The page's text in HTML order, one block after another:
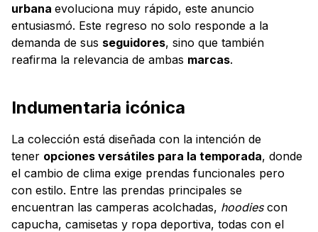
urbana evoluciona muy rápido, este anuncio
entusiasmó. Este regreso no solo responde a la
demanda de sus seguidores, sino que también
reafirma la relevancia de ambas marcas.
Indumentaria icónica
La colección está diseñada con la intención de
tener opciones versátiles para la temporada, donde
el cambio de clima exige prendas funcionales pero
con estilo. Entre las prendas principales se
encuentran las camperas acolchadas, hoodies con
capucha, camisetas y ropa deportiva, todas con el